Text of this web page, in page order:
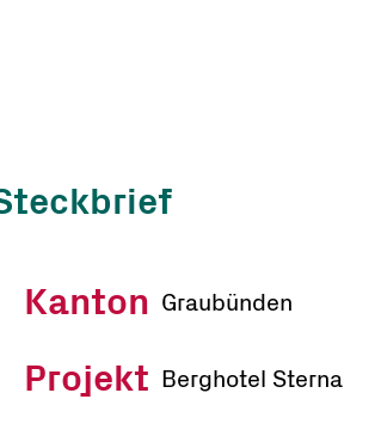
Kanton Graubünden
Projekt Berghotel Sterna